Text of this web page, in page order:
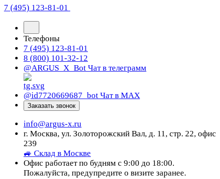
7 (495) 123-81-01
Телефоны
7 (495) 123-81-01
8 (800) 101-32-12
@ARGUS_X_Bot Чат в телеграмм
@id7720669687_bot Чат в МАХ
Заказать звонок
info@argus-x.ru
г. Москва, ул. Золоторожский Вал, д. 11, стр. 22, офис
239
🚙 Склад в Москве
Офис работает по будням с 9:00 до 18:00.
Пожалуйста, предупредите о визите заранее.